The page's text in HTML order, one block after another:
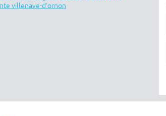
villenave-d'ornon